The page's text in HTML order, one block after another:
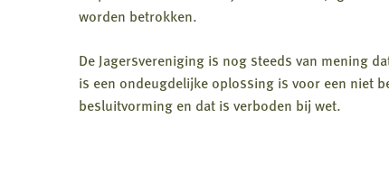
worden betrokken.
De Jagersvereniging is nog steeds van mening
is een ondeugdelijke oplossing is voor een niet
besluitvorming en dat is verboden bij wet.